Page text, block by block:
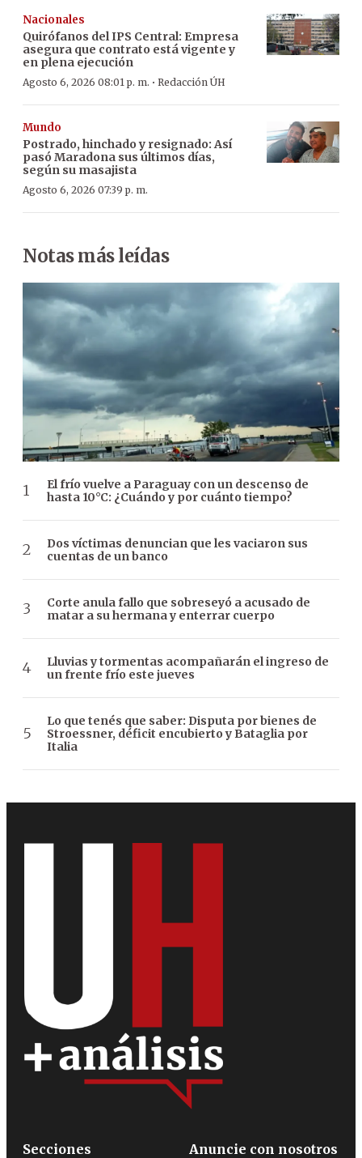
Nacionales
Quirófanos del IPS Central: Empresa
asegura que contrato está vigente y
en plena ejecución
Agosto 6, 2026 08:01 p. m. · Redacción ÚH
Mundo
Postrado, hinchado y resignado: Así
pasó Maradona sus últimos días,
según su masajista
Agosto 6, 2026 07:39 p. m.
Notas más leídas
El frío vuelve a Paraguay con un descenso de
hasta 10°C: ¿Cuándo y por cuánto tiempo?
Dos víctimas denuncian que les vaciaron sus
cuentas de un banco
Corte anula fallo que sobreseyó a acusado de
matar a su hermana y enterrar cuerpo
Lluvias y tormentas acompañarán el ingreso de
un frente frío este jueves
Lo que tenés que saber: Disputa por bienes de
Stroessner, déficit encubierto y Bataglia por
Italia
Secciones
Anuncie con nosotros